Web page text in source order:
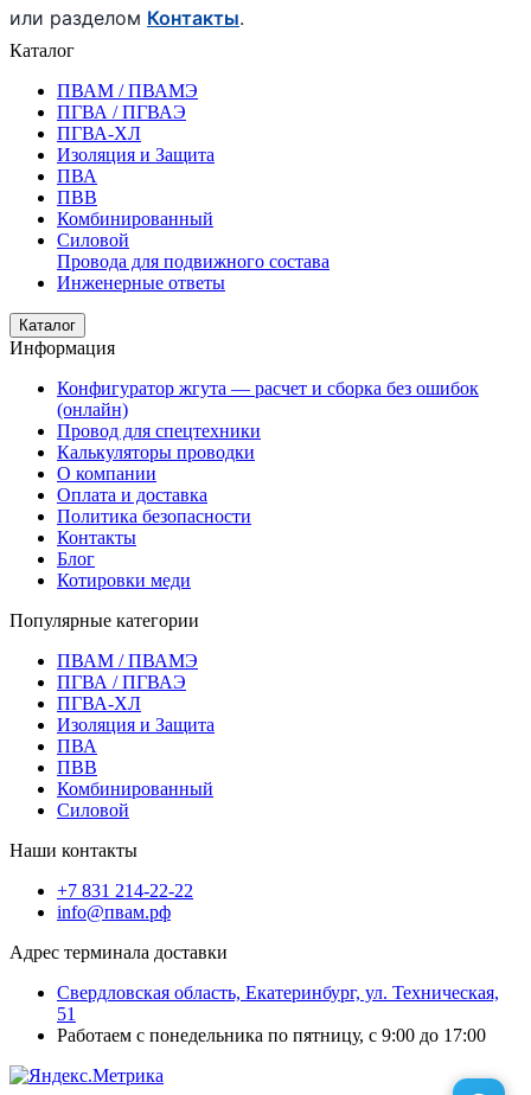
или разделом Контакты.
Каталог
ПВАМ / ПВАМЭ
ПГВА / ПГВАЭ
ПГВА-ХЛ
Изоляция и Защита
ПВА
ПВВ
Комбинированный
Силовой
Провода для подвижного состава
Инженерные ответы
Каталог
Информация
Конфигуратор жгута — расчет и сборка без ошибок
(онлайн)
Провод для спецтехники
Калькуляторы проводки
О компании
Оплата и доставка
Политика безопасности
Контакты
Блог
Котировки меди
Популярные категории
ПВАМ / ПВАМЭ
ПГВА / ПГВАЭ
ПГВА-ХЛ
Изоляция и Защита
ПВА
ПВВ
Комбинированный
Силовой
Наши контакты
+7 831 214-22-22
info@пвам.рф
Адрес терминала доставки
Свердловская область, Екатеринбург, ул. Техническая,
51
Работаем с понедельника по пятницу, с 9:00 до 17:00